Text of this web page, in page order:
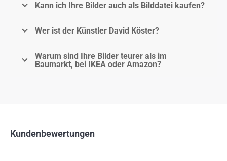
Kann ich Ihre Bilder auch als Bilddatei kaufen?
Wer ist der Künstler David Köster?
Warum sind Ihre Bilder teurer als im
Baumarkt, bei IKEA oder Amazon?
Kundenbewertungen